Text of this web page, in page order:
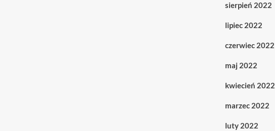
sierpień 2022
lipiec 2022
czerwiec 2022
maj 2022
kwiecień 2022
marzec 2022
luty 2022